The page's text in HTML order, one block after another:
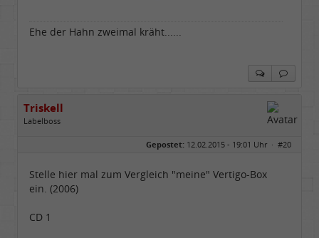
Ehe der Hahn zweimal kräht......
Triskell
Labelboss
Dabei seit:
04 / 2006
Gepostet: 12.02.2015 - 19:01 Uhr · #20
Stelle hier mal zum Vergleich "meine" Vertigo-Box
ein. (2006)
CD 1